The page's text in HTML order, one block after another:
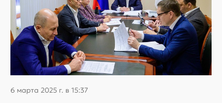
6 марта 2025 г. в 15:37